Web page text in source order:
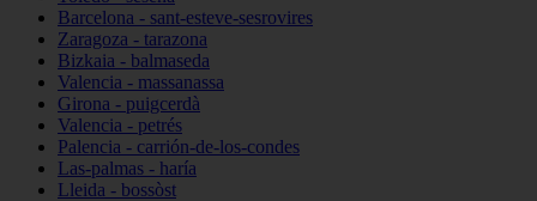
Barcelona - sant-esteve-sesrovires
Zaragoza - tarazona
Bizkaia - balmaseda
Valencia - massanassa
Girona - puigcerdà
Valencia - petrés
Palencia - carrión-de-los-condes
Las-palmas - haría
Lleida - bossòst